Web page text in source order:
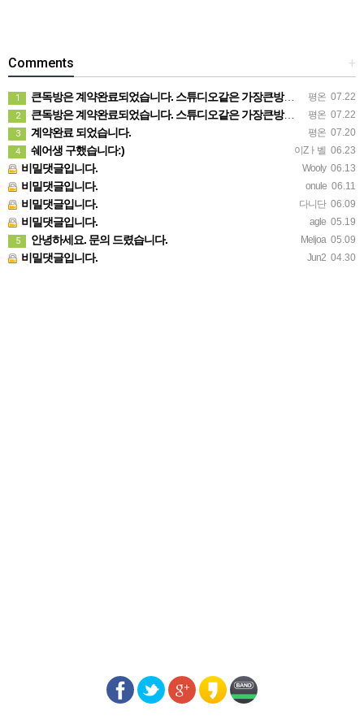
+
Comments
평온 07.22
1 큰독방은 계약완료되었습니다. 스튜디오같은 가장큰방을 2인동시 또는 혼자서 큰독방으로도 즉시입주 가능합니다.
평온 07.22
2 큰독방은 계약완료되었습니다. 스튜디오같은 가장큰방을 2인동시 또는 혼자서 큰독방으로도 즉시입주 가능합니다.
평온 07.20
3 계약완료 되었습니다.
이Zㅏ벨 06.23
4 쉐어생 구했습니다:)
Wooly 06.13
비밀댓글입니다.
onule 06.11
비밀댓글입니다.
다니단 06.09
비밀댓글입니다.
agle 05.19
비밀댓글입니다.
Meljoa 05.09
5 안녕하세요. 문의 드렸습니다.
Jun2 04.30
비밀댓글입니다.